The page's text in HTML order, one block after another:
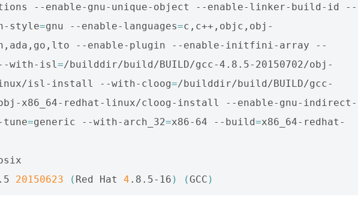
--enable-gnu-unique-object --enable-linker-build-id --
style=gnu --enable-languages=c,c++,objc,obj-
--enable-plugin --enable-initfini-array --
with-isl =/builddir/build/BUILD/gcc-4.8.5-20150702/obj-
linux/isl-install --with-cloog=/builddir/build/BUILD/gcc-
obj-x86_64-redhat-linux/cloog-install --enable-gnu-indirect-
=generic --with-arch_32=x86-64 --build=x86_64-redhat-
20150623 ( Red Hat 4 .8.5-16 ) (GCC )